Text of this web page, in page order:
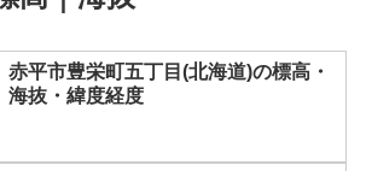
赤平市豊栄町五丁目(北海道)の標高・
海抜・緯度経度